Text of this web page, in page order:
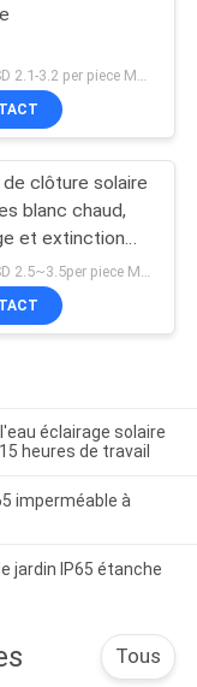
clôture solaire
blanc chaud,
et extinction
éclairage solaire
heures de travail
imperméable à
jardin IP65 étanche
Tous